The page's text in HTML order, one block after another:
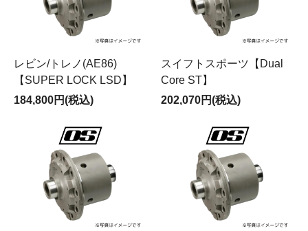
レビン/トレノ(AE86)
【SUPER LOCK LSD】
184,800円(税込)
スイフトスポーツ【Dual
Core ST】
202,070円(税込)